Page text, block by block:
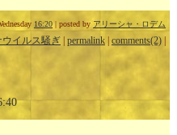
16:20| posted by アリーシャ・ロデム
イルス騒ぎ permalink comments(2)